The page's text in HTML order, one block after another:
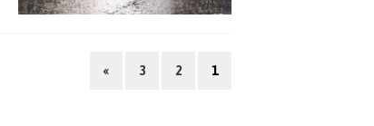
1
2
3
»